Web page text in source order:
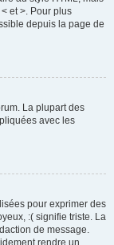
et >. Pour plus
depuis la page de
La plupart des
avec les
pour exprimer des
:( signifie triste. La
de message.
rendre un